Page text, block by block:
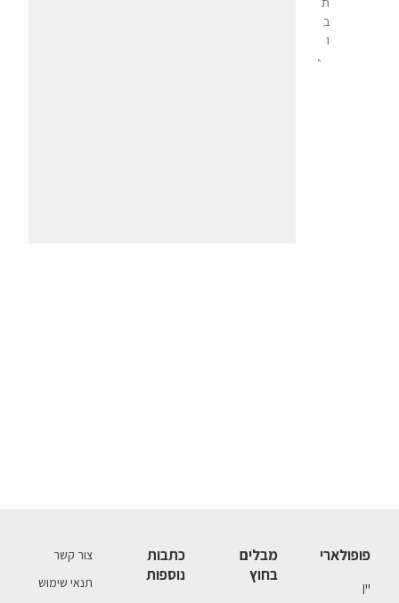
פופולארי
יין
מבלים
בחוץ
כתבות
נוספות
צור קשר
תנאי שימוש